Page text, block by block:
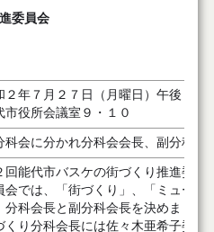
委員会
２年７月２７日（月曜日）午後７時
市役所会議室９・１０
科会に分かれ分科会会長、副分科会
回能代市バスケの街づくり推進委員
会では、「街づくり」、「ミュー
分科会長と副分科会長を決めました
くり分科会長には佐々木亜希子委員